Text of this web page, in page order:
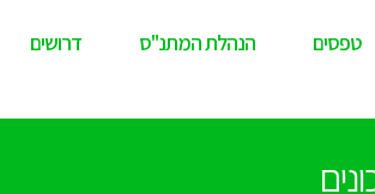
טפסים הנהלת המתנ"ס דרושים